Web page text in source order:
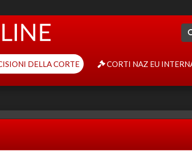
DELLA CORTE CORTI NAZ EU